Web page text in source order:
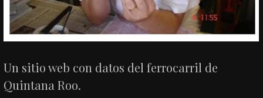
Un sitio web con datos del ferrocarril de
Quintana Roo.